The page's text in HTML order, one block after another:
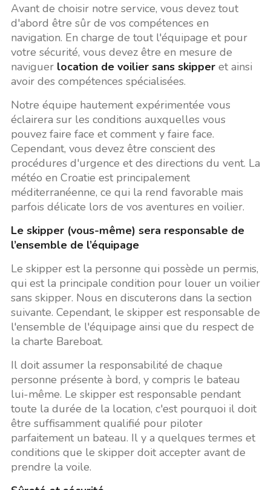
Avant de choisir notre service, vous devez tout
d'abord être sûr de vos compétences en
navigation. En charge de tout l'équipage et pour
votre sécurité, vous devez être en mesure de
naviguer location de voilier sans skipperet ainsi
avoir des compétences spécialisées.
Notre équipe hautement expérimentée vous
éclairera sur les conditions auxquelles vous
pouvez faire face et comment y faire face.
Cependant, vous devez être conscient des
procédures d'urgence et des directions du vent. La
météo en Croatie est principalement
méditerranéenne, ce qui la rend favorable mais
parfois délicate lors de vos aventures en voilier.
Le skipper (vous-même) sera responsable de
l’ensemble de l’équipage
Le skipper est la personne qui possède un permis,
qui est la principale condition pour louer un voilier
sans skipper. Nous en discuterons dans la section
suivante. Cependant, le skipper est responsable de
l'ensemble de l'équipage ainsi que du respect de
la charte Bareboat.
Il doit assumer la responsabilité de chaque
personne présente à bord, y compris le bateau
lui-même. Le skipper est responsable pendant
toute la durée de la location, c'est pourquoi il doit
être suffisamment qualifié pour piloter
parfaitement un bateau. Il y a quelques termes et
conditions que le skipper doit accepter avant de
prendre la voile.